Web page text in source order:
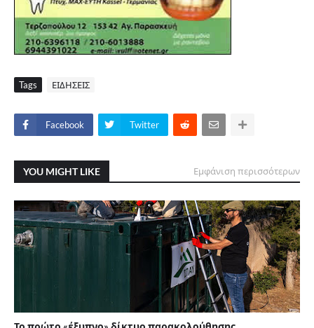
Tags ΕΙΔΗΣΕΙΣ
Facebook Twitter
YOU MIGHT LIKE Εμφάνιση περισσότερων